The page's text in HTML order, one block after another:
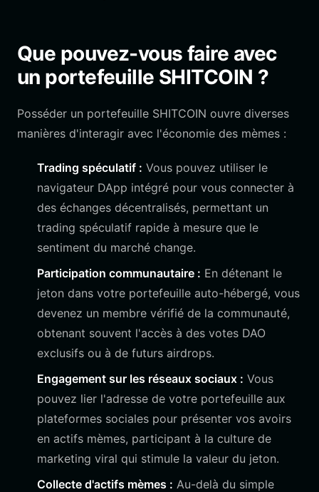
Que pouvez-vous faire avec
un portefeuille SHITCOIN ?
Posséder un portefeuille SHITCOIN ouvre diverses
manières d'interagir avec l'économie des mèmes :
Trading spéculatif : Vous pouvez utiliser le
navigateur DApp intégré pour vous connecter à
des échanges décentralisés, permettant un
trading spéculatif rapide à mesure que le
sentiment du marché change.
Participation communautaire : En détenant le
jeton dans votre portefeuille auto-hébergé, vous
devenez un membre vérifié de la communauté,
obtenant souvent l'accès à des votes DAO
exclusifs ou à de futurs airdrops.
Engagement sur les réseaux sociaux : Vous
pouvez lier l'adresse de votre portefeuille aux
plateformes sociales pour présenter vos avoirs
en actifs mèmes, participant à la culture de
marketing viral qui stimule la valeur du jeton.
Collecte d'actifs mèmes : Au-delà du simple